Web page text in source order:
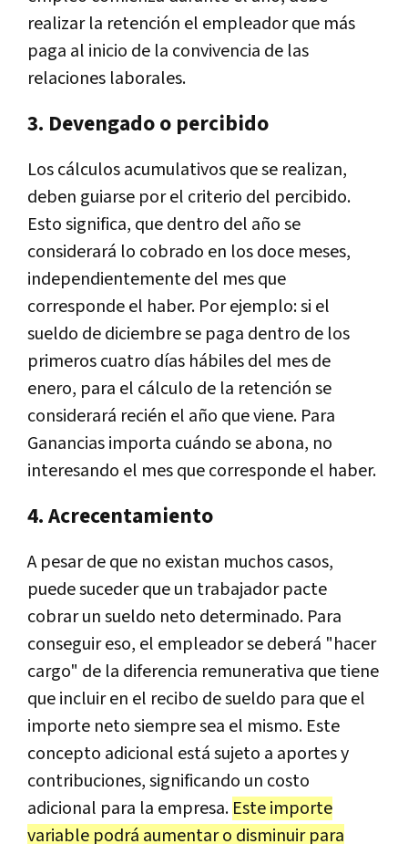
realizar la retención el empleador que más
paga al inicio de la convivencia de las
relaciones laborales.
3. Devengado o percibido
Los cálculos acumulativos que se realizan,
deben guiarse por el criterio del percibido.
Esto significa, que dentro del año se
considerará lo cobrado en los doce meses,
independientemente del mes que
corresponde el haber. Por ejemplo: si el
sueldo de diciembre se paga dentro de los
primeros cuatro días hábiles del mes de
enero, para el cálculo de la retención se
considerará recién el año que viene. Para
Ganancias importa cuándo se abona, no
interesando el mes que corresponde el haber.
4. Acrecentamiento
A pesar de que no existan muchos casos,
puede suceder que un trabajador pacte
cobrar un sueldo neto determinado. Para
conseguir eso, el empleador se deberá "hacer
cargo" de la diferencia remunerativa que tiene
que incluir en el recibo de sueldo para que el
importe neto siempre sea el mismo. Este
concepto adicional está sujeto a aportes y
contribuciones, significando un costo
adicional para la empresa. Este importe
variable podrá aumentar o disminuir para